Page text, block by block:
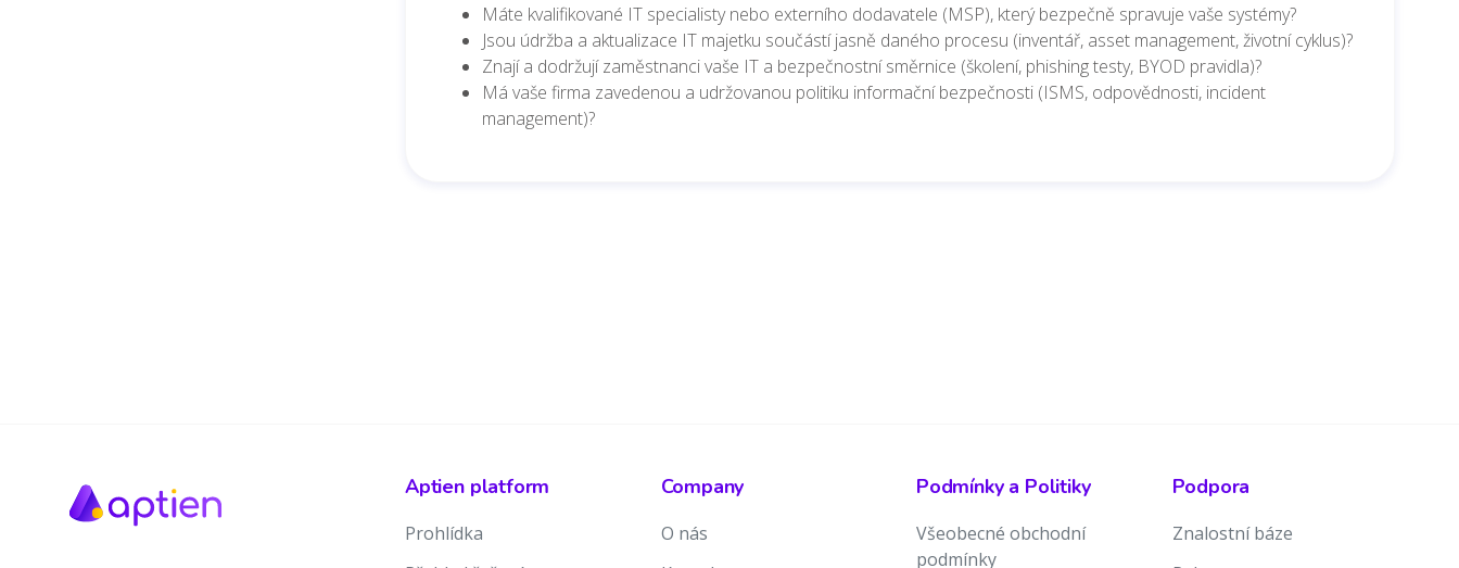
Máte kvalifikované IT specialisty nebo externího dodavatele (MSP), který bezpečně spravuje vaše systémy?
Jsou údržba a aktualizace IT majetku součástí jasně daného procesu (inventář, asset management, životní cyklus)?
Znají a dodržují zaměstnanci vaše IT a bezpečnostní směrnice (školení, phishing testy, BYOD pravidla)?
Má vaše firma zavedenou a udržovanou politiku informační bezpečnosti (ISMS, odpovědnosti, incident
management)?
Aptien platform
Prohlídka
Company
O nás
Podmínky a Politiky
Všeobecné obchodní
podmínky
Podpora
Znalostní báze